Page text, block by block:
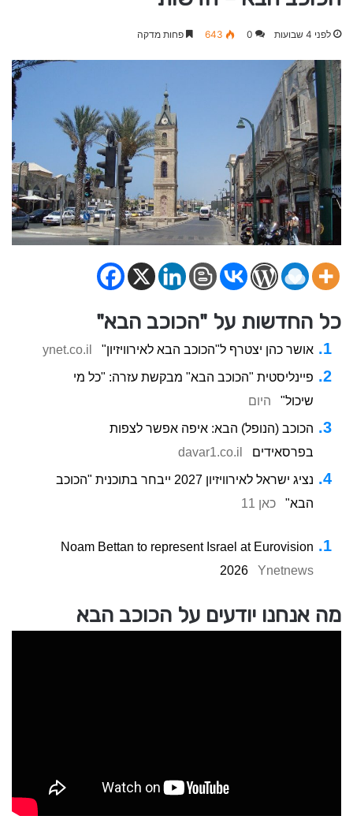
לפני 4 שבועות 0
643 פחות מדקה
כל החדשות על "הכוכב הבא"
אושר כהן יצטרף ל"הכוכב הבא לאירוויזיון" ynet.co.il
פיינליסטית "הכוכב הבא" מבקשת עזרה: "כל מי
שיכול"
היום
הכוכב (הנופל) הבא: איפה אפשר לצפות
בפרסאידים
davar1.co.il
נציג ישראל לאירוויזיון 2027 ייבחר בתוכנית "הכוכב
הבא"
כאן 11
Noam Bettan to represent Israel at Eurovision
2026
Ynetnews
מה אנחנו יודעים על הכוכב הבא